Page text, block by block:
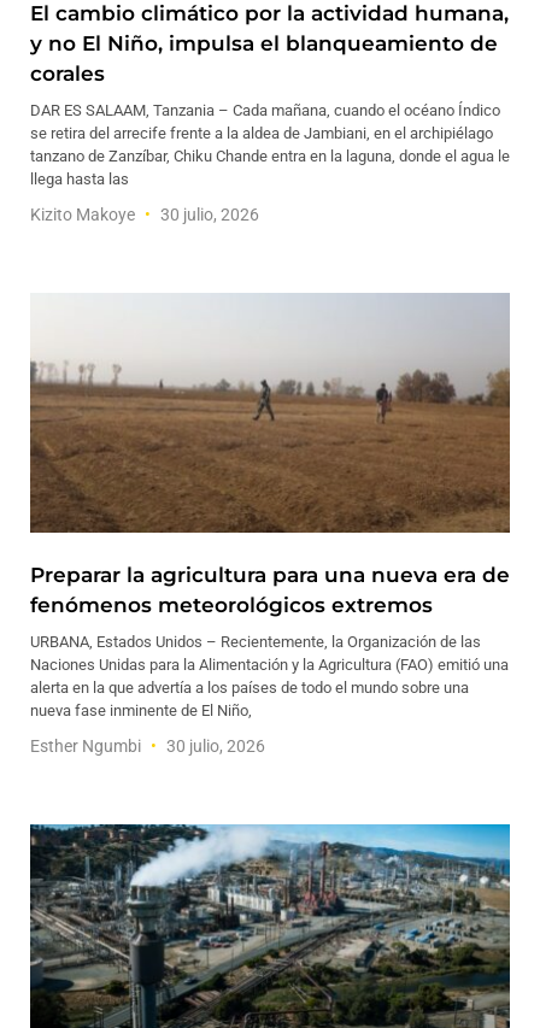
El cambio climático por la actividad humana,
y no El Niño, impulsa el blanqueamiento de
corales
DAR ES SALAAM, Tanzania – Cada mañana, cuando el océano Índico
se retira del arrecife frente a la aldea de Jambiani, en el archipiélago
tanzano de Zanzíbar, Chiku Chande entra en la laguna, donde el agua le
llega hasta las
Kizito Makoye 30 julio, 2026
Preparar la agricultura para una nueva era de
fenómenos meteorológicos extremos
URBANA, Estados Unidos – Recientemente, la Organización de las
Naciones Unidas para la Alimentación y la Agricultura (FAO) emitió una
alerta en la que advertía a los países de todo el mundo sobre una
nueva fase inminente de El Niño,
Esther Ngumbi 30 julio, 2026